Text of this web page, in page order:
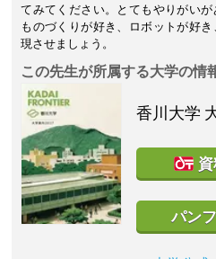
てみてください。とてもやりがい
ものづくりが好き、ロボットが好
現させましょう。
この先生が所属する大学の情
香川大学
パン